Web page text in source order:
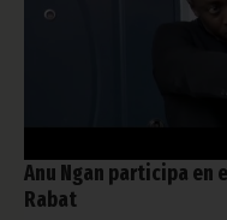
Anu Ngan participa en
Rabat